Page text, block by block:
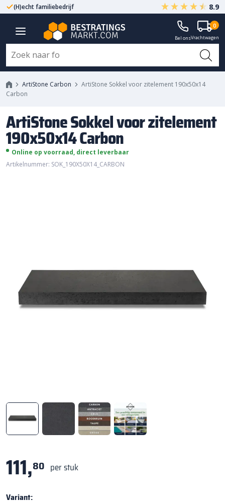
(H)echt familiebedrijf Gegarandeerd A-kwaliteit
8.9
Bel onsVrachtwagen
0
ArtiStone Carbon
ArtiStone Sokkel voor zitelement 190x50x14
Carbon
ArtiStone Sokkel voor zitelement
190x50x14 Carbon
Online op voorraad, direct leverbaar
Artikelnummer: SOK_190X50X14_CARBON
111,80 per stuk
Variant:
ArtiStone Sokkel voor zitelement
190x50x14 Carbon